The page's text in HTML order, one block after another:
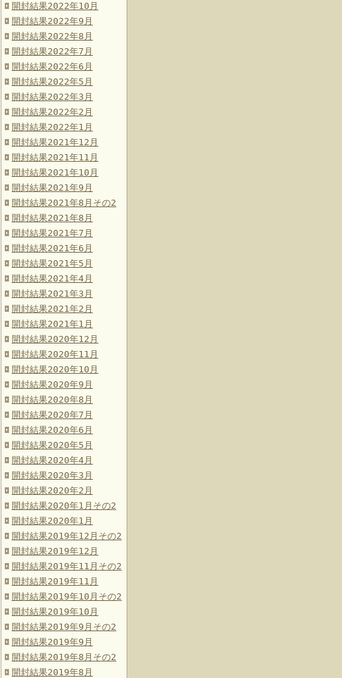
開封結果2022年10月
開封結果2022年9月
開封結果2022年8月
開封結果2022年7月
開封結果2022年6月
開封結果2022年5月
開封結果2022年3月
開封結果2022年2月
開封結果2022年1月
開封結果2021年12月
開封結果2021年11月
開封結果2021年10月
開封結果2021年9月
開封結果2021年8月その2
開封結果2021年8月
開封結果2021年7月
開封結果2021年6月
開封結果2021年5月
開封結果2021年4月
開封結果2021年3月
開封結果2021年2月
開封結果2021年1月
開封結果2020年12月
開封結果2020年11月
開封結果2020年10月
開封結果2020年9月
開封結果2020年8月
開封結果2020年7月
開封結果2020年6月
開封結果2020年5月
開封結果2020年4月
開封結果2020年3月
開封結果2020年2月
開封結果2020年1月その2
開封結果2020年1月
開封結果2019年12月その2
開封結果2019年12月
開封結果2019年11月その2
開封結果2019年11月
開封結果2019年10月その2
開封結果2019年10月
開封結果2019年9月その2
開封結果2019年9月
開封結果2019年8月その2
開封結果2019年8月